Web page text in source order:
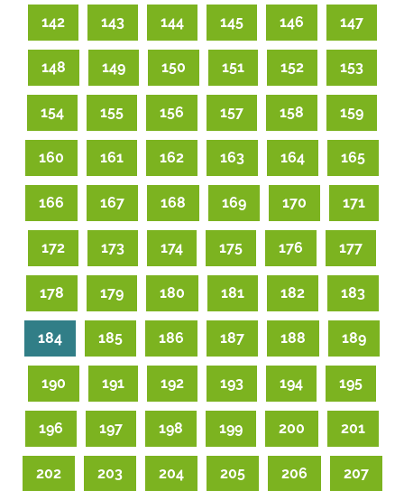
142 143 144 145 146 147
148 149 150 151 152 153
154 155 156 157 158 159
160 161 162 163 164 165
166 167 168 169 170 171
172 173 174 175 176 177
178 179 180 181 182 183
184 185 186 187 188 189
190 191 192 193 194 195
196 197 198 199 200 201
202 203 204 205 206 207